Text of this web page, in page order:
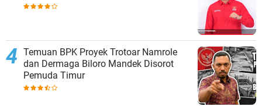
Temuan BPK Proyek Trotoar Namrole
dan Dermaga Biloro Mandek Disorot
Pemuda Timur